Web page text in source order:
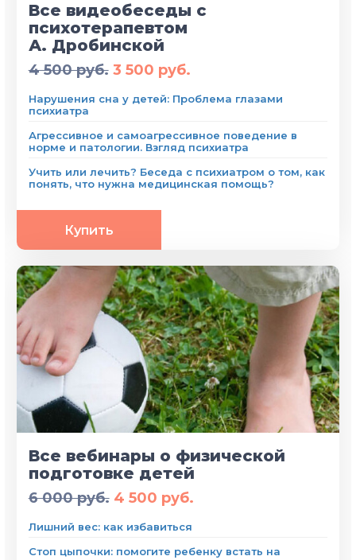
Все видеобеседы с
психотерапевтом
А. Дробинской
4 500 руб.3 500 руб.
Нарушения сна у детей: Проблема глазами
психиатра
Агрессивное и самоагрессивное поведение в
норме и патологии. Взгляд психиатра
Учить или лечить? Беседа с психиатром о том, как
понять, что нужна медицинская помощь?
Купить
Все вебинары о физической
подготовке детей
6 000 руб.4 500 руб.
Лишний вес: как избавиться
Стоп цыпочки: помогите ребенку встать на